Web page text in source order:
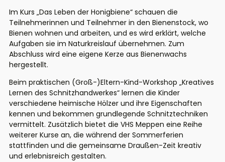
Im Kurs „Das Leben der Honigbiene“ schauen die
Teilnehmerinnen und Teilnehmer in den Bienenstock, wo
Bienen wohnen und arbeiten, und es wird erklärt, welche
Aufgaben sie im Naturkreislauf übernehmen. Zum
Abschluss wird eine eigene Kerze aus Bienenwachs
hergestellt.
Beim praktischen (Groß-)Eltern-Kind-Workshop „Kreatives
Lernen des Schnitzhandwerkes“ lernen die Kinder
verschiedene heimische Hölzer und ihre Eigenschaften
kennen und bekommen grundlegende Schnitztechniken
vermittelt. Zusätzlich bietet die VHS Meppen eine Reihe
weiterer Kurse an, die während der Sommerferien
stattfinden und die gemeinsame Draußen-Zeit kreativ
und erlebnisreich gestalten.